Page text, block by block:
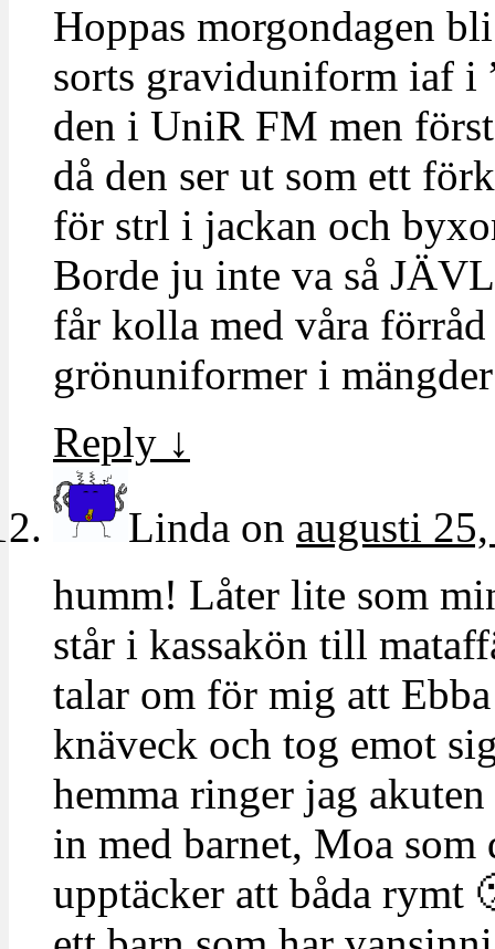
Hoppas morgondagen
sorts graviduniform iaf i
den i UniR FM men
då den ser ut som ett
för strl i jackan och
Borde ju inte va så
får kolla med våra
grönuniformer i
Reply ↓
Linda on augusti
humm! Låter lite som
står i kassakön till
talar om för mig att
knäveck och tog emot
hemma ringer jag
in med barnet, Moa
upptäcker att båda rymt